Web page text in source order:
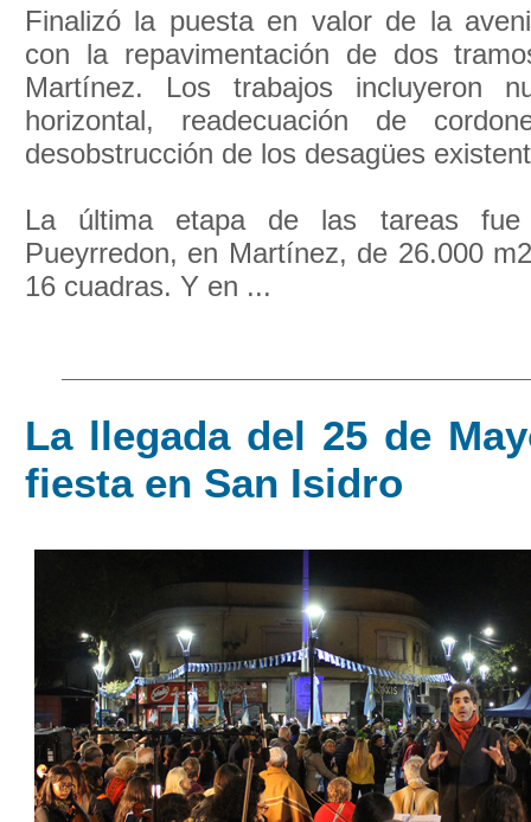
Finalizó la puesta en valor de la
con la repavimentación de dos
Martínez. Los trabajos incluyeron
horizontal, readecuación de
desobstrucción de los desagües
La última etapa de las tareas
Pueyrredon, en Martínez, de 26.000
16 cuadras. Y en ...
La llegada del 25 de
fiesta en San Isidro